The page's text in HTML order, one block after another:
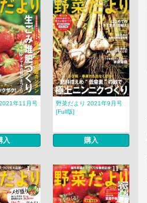
年11月号
入
野菜だより 2021年9月号
[Full版]
購入